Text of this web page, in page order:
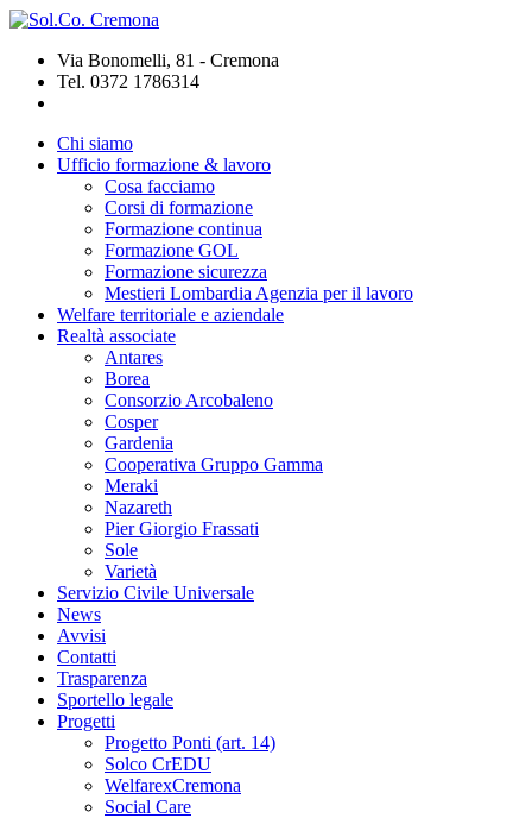
Via Bonomelli, 81 - Cremona
Tel. 0372 1786314
Chi siamo
Ufficio formazione & lavoro
Cosa facciamo
Corsi di formazione
Formazione continua
Formazione GOL
Formazione sicurezza
Mestieri Lombardia Agenzia per il lavoro
Welfare territoriale e aziendale
Realtà associate
Antares
Borea
Consorzio Arcobaleno
Cosper
Gardenia
Cooperativa Gruppo Gamma
Meraki
Nazareth
Pier Giorgio Frassati
Sole
Varietà
Servizio Civile Universale
News
Avvisi
Contatti
Trasparenza
Sportello legale
Progetti
Progetto Ponti (art. 14)
Solco CrEDU
WelfarexCremona
Social Care